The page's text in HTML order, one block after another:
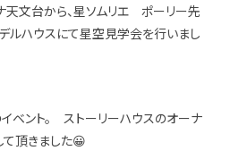
天文台から、星ソムリエ ポーリー先
ルハウスにて星空見学会を行いまし
ベント。 ストーリーハウスのオーナ
頂きました😀